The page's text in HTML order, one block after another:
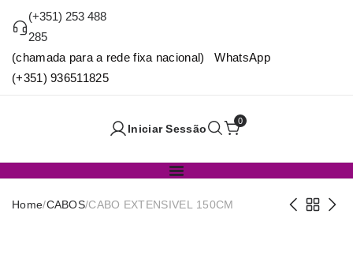
(+351) 253 488
285
(chamada para a rede fixa nacional) WhatsApp
(+351) 936511825
Iniciar Sessão
0
Home/CABOS/CABO EXTENSIVEL 150CM